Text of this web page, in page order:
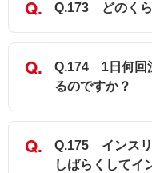
Q.173 どのくら
Q.174 1日何回
るのですか？
Q.175 インスリ
しばらくしてイ